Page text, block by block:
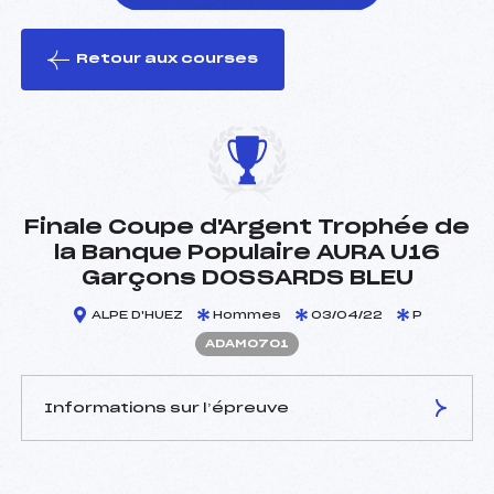
le ski
Retour aux courses
Finale Coupe d'Argent Trophée de
la Banque Populaire AURA U16
Garçons DOSSARDS BLEU
ALPE D'HUEZ Hommes 03/04/22 P
ADAM0701
Informations sur l’épreuve